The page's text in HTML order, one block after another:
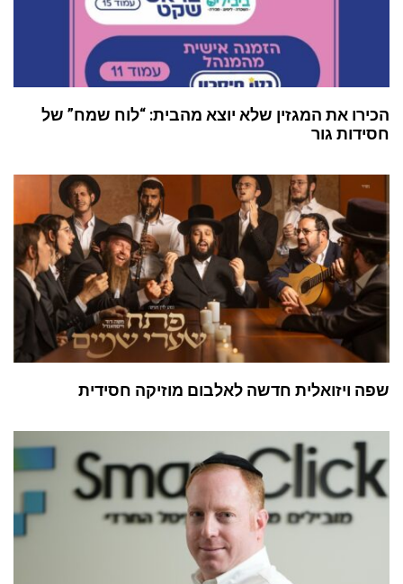
הכירו את המגזין שלא יוצא מהבית: “לוח שמח” של
חסידות גור
שפה ויזואלית חדשה לאלבום מוזיקה חסידית